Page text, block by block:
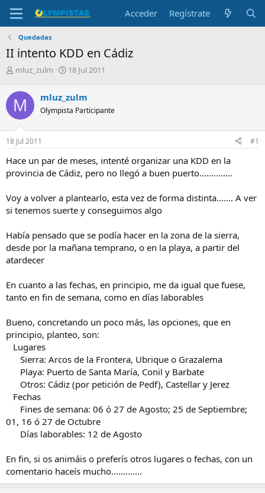
Acceder Regístrate
Quedadas
II intento KDD en Cádiz
I
i
c
i
a
d
o
d
e
t
e
mluz_zulm
F
h
a
e
c
o
18 Jul 2011
M mluz_zulm
Olympista Participante
18 Jul 2011 #1
Hace un par de meses, intenté organizar una KDD en la
provincia de Cádiz, pero no llegó a buen puerto..............
Voy a volver a plantearlo, esta vez de forma distinta....... A ver
si tenemos suerte y conseguimos algo
Había pensado que se podía hacer en la zona de la sierra,
desde por la mañana temprano, o en la playa, a partir del
atardecer
En cuanto a las fechas, en principio, me da igual que fuese,
tanto en fin de semana, como en días laborables
Bueno, concretando un poco más, las opciones, que en
principio, planteo, son:
Lugares
Sierra: Arcos de la Frontera, Ubrique o Grazalema
Playa: Puerto de Santa María, Conil y Barbate
Otros: Cádiz (por petición de Pedf), Castellar y Jerez
Fechas
Fines de semana: 06 ó 27 de Agosto; 25 de Septiembre;
01, 16 ó 27 de Octubre
Días laborables: 12 de Agosto
En fin, si os animáis o preferís otros lugares o fechas, con un
comentario haceís mucho.............